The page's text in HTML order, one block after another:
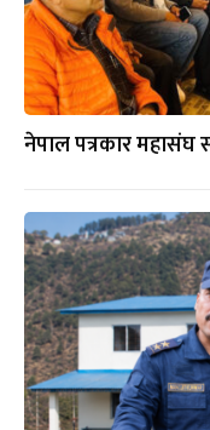
नेपाल पत्रकार महासंघ